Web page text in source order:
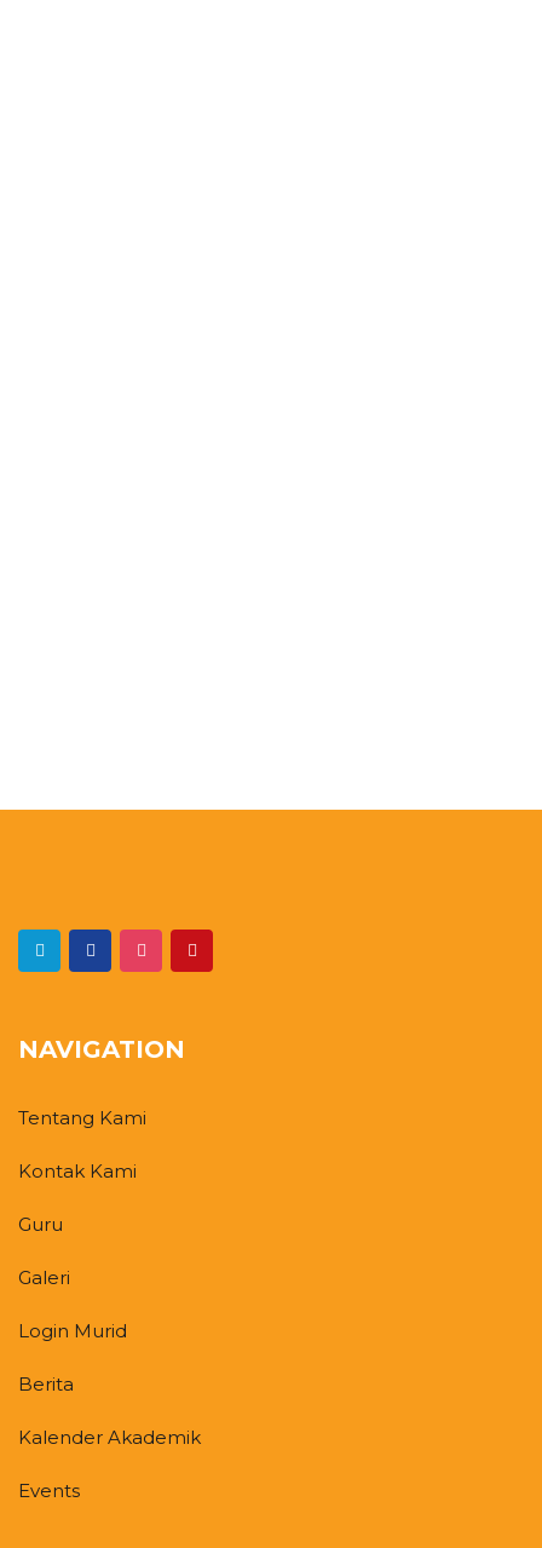
NAVIGATION
Tentang Kami
Kontak Kami
Guru
Galeri
Login Murid
Berita
Kalender Akademik
Events